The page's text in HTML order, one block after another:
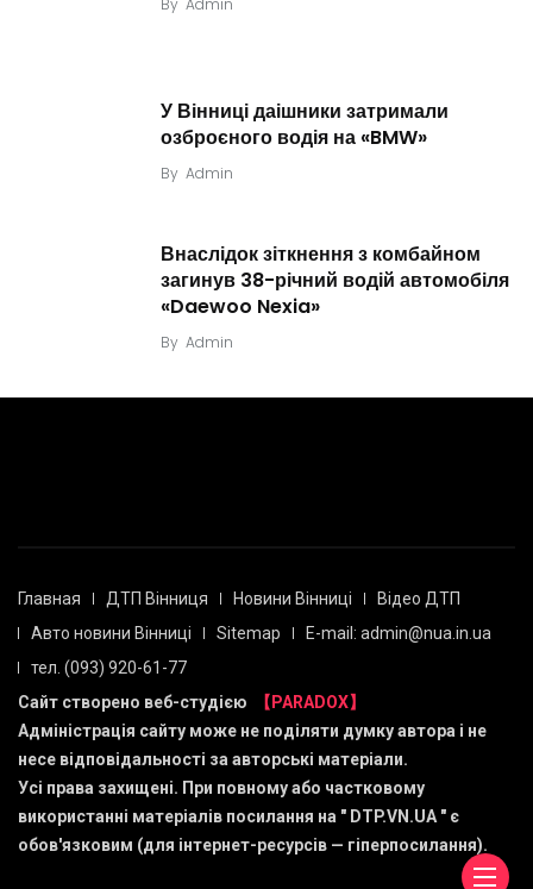
By Admin
У Вінниці даішники затримали
озброєного водія на «BMW»
By Admin
Внаслідок зіткнення з комбайном
загинув 38-річний водій автомобіля
«Daewoo Nexia»
By Admin
Главная ДТП Вінниця Новини Вінниці
Відео ДТП
Авто новини Вінниці
Sitemap
E-mail: admin@nua.in.ua
тел. (093) 920-61-77
Сайт створено веб-студією
【PARADOX】
Адміністрація сайту може не поділяти думку автора і не
несе відповідальності за авторські матеріали.
Усі права захищені. При повному або частковому
використанні матеріалів посилання на " DTP.VN.UA " є
обов'язковим (для інтернет-ресурсів — гіперпосилання).